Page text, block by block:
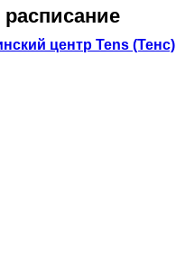
центр Tens (Тенс)